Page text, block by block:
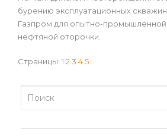
бурению эксплуатационных
Газпром для опытно-промышленной
нефтяной оторочки.
Страницы: 1 2 3 45